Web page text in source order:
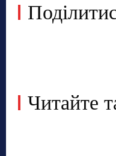
Читайте